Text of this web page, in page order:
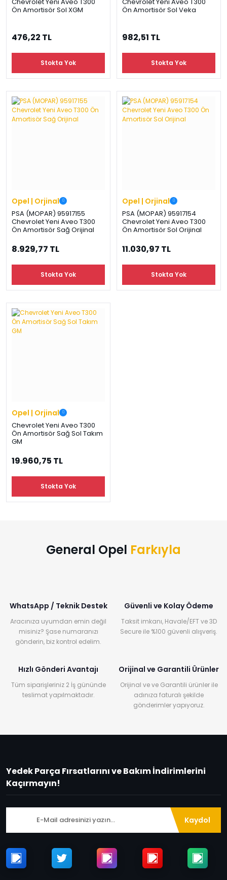
Ön Amortisör Sol XGM
476,22 TL
Stokta Yok
Ön Amortisör Sol Veka
982,51 TL
Stokta Yok
Opel | Orjinal
PSA (MOPAR) 95917155
Chevrolet Yeni Aveo T300
Ön Amortisör Sağ Orijinal
8.929,77 TL
Stokta Yok
Opel | Orjinal
PSA (MOPAR) 95917154
Chevrolet Yeni Aveo T300
Ön Amortisör Sol Orijinal
11.030,97 TL
Stokta Yok
Opel | Orjinal
Chevrolet Yeni Aveo T300
Ön Amortisör Sağ Sol Takım
GM
19.960,75 TL
Stokta Yok
General Opel Farkıyla
WhatsApp / Teknik Destek
Aracınıza uyumdan emin değil
misiniz? Şase numaranızı
gönderin, biz kontrol edelim.
Güvenli ve Kolay Ödeme
Taksit imkanı, Havale/EFT ve 3D
Secure ile %100 güvenli alışveriş.
Hızlı Gönderi Avantajı
Tüm siparişleriniz 2 İş gününde
teslimat yapılmaktadır.
Orijinal ve Garantili Ürünler
Orijinal ve ve Garantili ürünler ile
adınıza faturalı şekilde
gönderimler yapıyoruz.
Yedek Parça Fırsatlarını ve Bakım İndirimlerini
Kaçırmayın!
Kaydol